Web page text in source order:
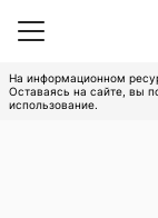
На информационном
Оставаясь на сайте, вы
использование.